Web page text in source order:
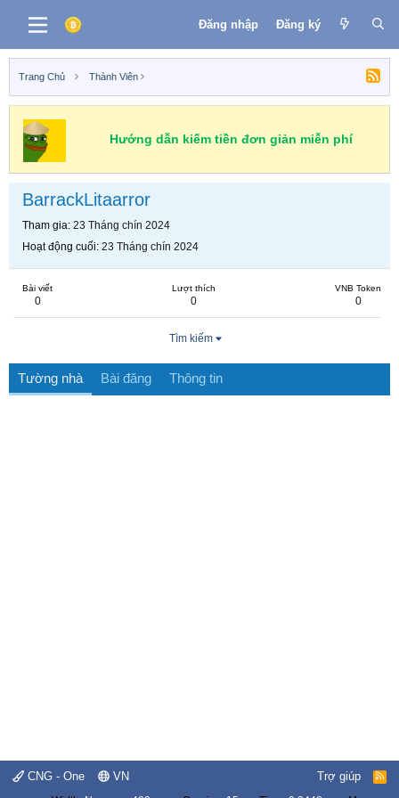
Đăng nhập Đăng ký
Trang Chủ Thành Viên
Hướng dẫn kiếm tiền đơn giản miễn phí
BarrackLitaarror
Tham gia 23 Tháng chín 2024
Hoạt động cuối 23 Tháng chín 2024
Bài viết
0
Lượt thích
0
VNB Token
0
Tìm kiếm
Tường nhà Bài đăng Thông tin
CNG - One VN Trợ giúp
R